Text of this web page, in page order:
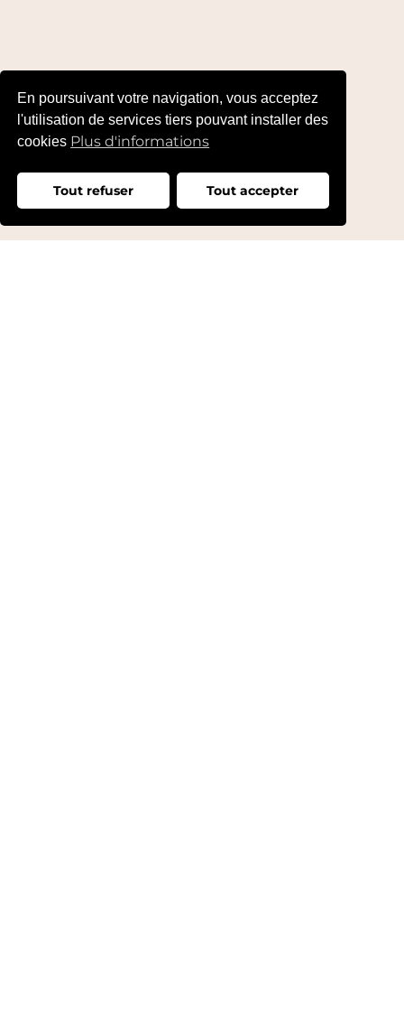
En poursuivant votre navigation, vous acceptez
l'utilisation de services tiers pouvant installer des
cookies Plus d'informations
Tout refuser Tout accepter